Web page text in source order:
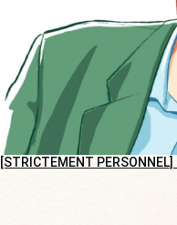
[STRICTEMENT